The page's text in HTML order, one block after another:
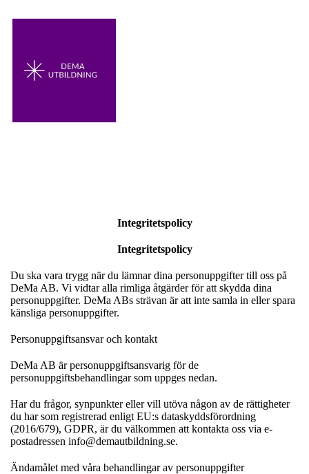
Integritetspolicy
Integritetspolicy
Du ska vara trygg när du lämnar dina personuppgifter till oss på
DeMa AB. Vi vidtar alla rimliga åtgärder för att skydda dina
personuppgifter. DeMa ABs strävan är att inte samla in eller spara
känsliga personuppgifter.
Personuppgiftsansvar och kontakt
DeMa AB är personuppgiftsansvarig för de
personuppgiftsbehandlingar som uppges nedan.
Har du frågor, synpunkter eller vill utöva någon av de rättigheter
du har som registrerad enligt EU:s dataskyddsförordning
(2016/679), GDPR, är du välkommen att kontakta oss via e-
postadressen info@demautbildning.se.
Ändamålet med våra behandlingar av personuppgifter